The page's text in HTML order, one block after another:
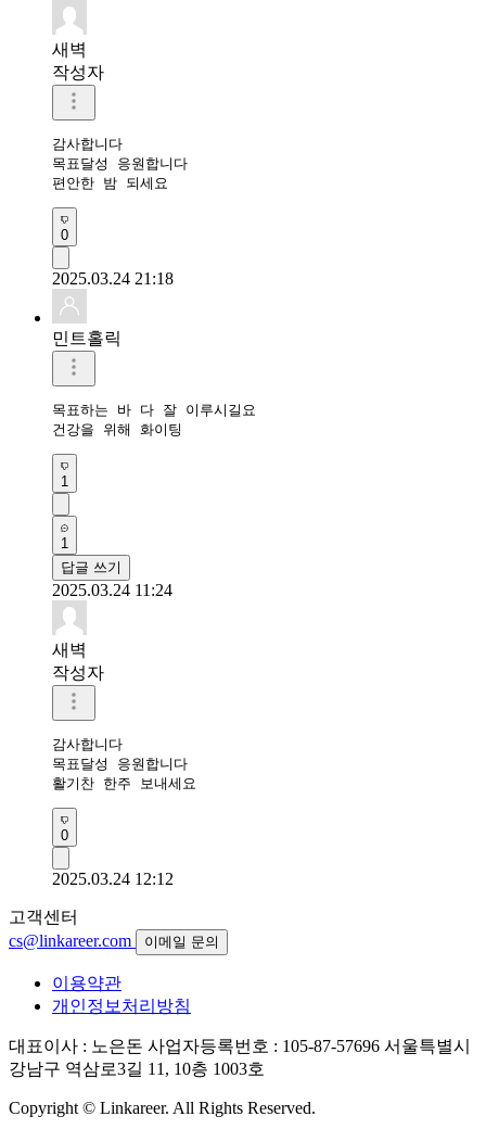
새벽
작성자
감사합니다
목표달성 응원합니다
편안한 밤 되세요
0
2025.03.24 21:18
민트홀릭
목표하는 바 다 잘 이루시길요
건강을 위해 화이팅
1
1
답글 쓰기
2025.03.24 11:24
새벽
작성자
감사합니다
목표달성 응원합니다
활기찬 한주 보내세요
0
2025.03.24 12:12
고객센터
cs@linkareer.com
이메일 문의
이용약관
개인정보처리방침
대표이사 : 노은돈 사업자등록번호 : 105-87-57696 서울특별시
강남구 역삼로3길 11, 10층 1003호
Copyright © Linkareer. All Rights Reserved.